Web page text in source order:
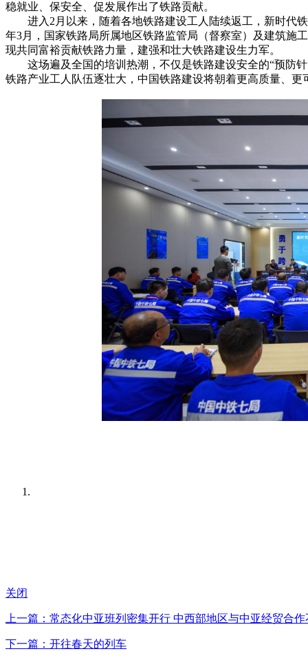
稳就业、保安全、促发展作出了铁路贡献。
进入2月以来，随着各地铁路建设工人陆续返工，新时代
年3月，国家铁路局所属地区铁路监管局（督察室）及建筑施
现共同富裕贡献铁路力量，建强和壮大铁路建设生力军。
这场遍及全国的培训热潮，不仅是铁路建设安全的“预防针
铁路产业工人队伍逐壮大，中国铁路建设将朝着更高质量、更
关闭
上一篇：常态化中亚班列密集开行 中西部地区与中亚经贸合
下一篇：开往春天的列车